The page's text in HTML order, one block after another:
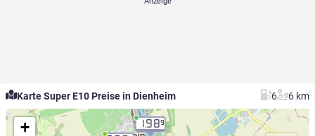
Karte Super E10 Preise in Dienheim 6 6 km
1.989
+